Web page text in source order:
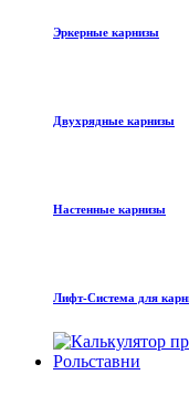
Эркерные карнизы
Двухрядные карнизы
Настенные карнизы
Лифт-Система для
Рольставни